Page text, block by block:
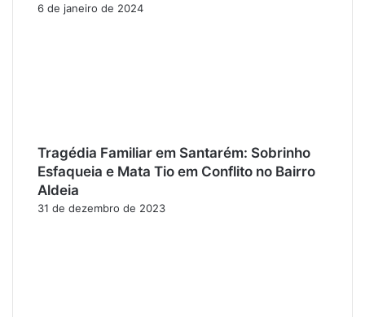
6 de janeiro de 2024
Tragédia Familiar em Santarém: Sobrinho
Esfaqueia e Mata Tio em Conflito no Bairro
Aldeia
31 de dezembro de 2023